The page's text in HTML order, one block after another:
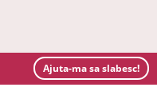
Ajuta-ma sa slabesc!